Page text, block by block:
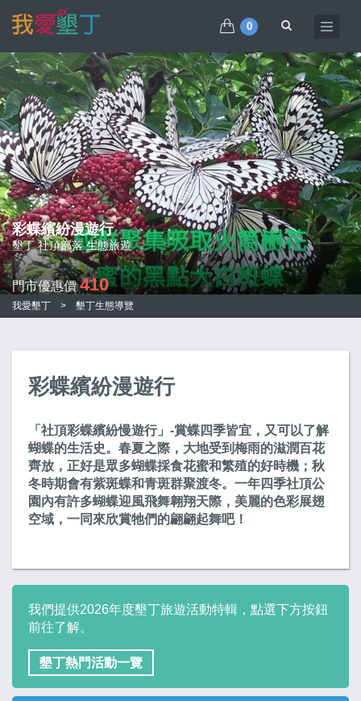
0
彩蝶繽紛漫遊行
墾丁 社頂部落 生態旅遊
門市優惠價410
我愛墾丁 > 墾丁生態導覽
彩蝶繽紛漫遊行
「社頂彩蝶繽紛慢遊行」-賞蝶四季皆宜，又可以了解
蝴蝶的生活史。春夏之際，大地受到梅雨的滋潤百花
齊放，正好是眾多蝴蝶採食花蜜和繁殖的好時機；秋
冬時期會有紫斑蝶和青斑群聚渡冬。一年四季社頂公
園內有許多蝴蝶迎風飛舞翱翔天際，美麗的色彩展翅
空域，一同來欣賞牠們的翩翩起舞吧！
我們提供2026年度墾丁旅遊活動特輯，點選下方按鈕
前往了解。
墾丁熱門活動一覽